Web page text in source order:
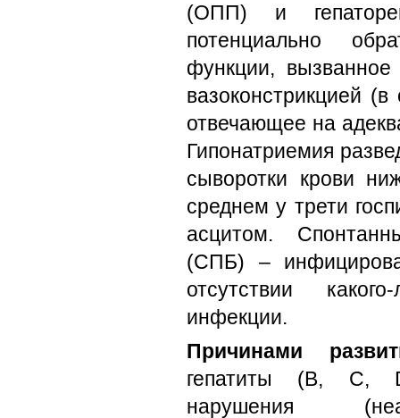
(ОПП) и
потенциально
функции,
вазоконстрикцией
отвечающее на
Гипонатриемия
сыворотки крови
среднем у трети
асцитом.
(СПБ) –
отсутствии
инфекции.
Причинами
гепатиты (B, C,
нарушения